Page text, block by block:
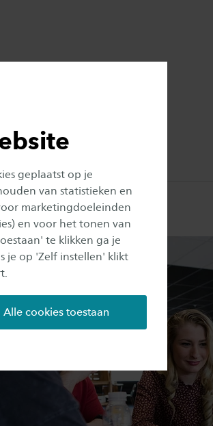
geplaatst op je
van statistieken en
marketingdoeleinden
en voor het tonen van
te klikken ga je
je op 'Zelf instellen' klikt
Alle cookies toestaan
in het